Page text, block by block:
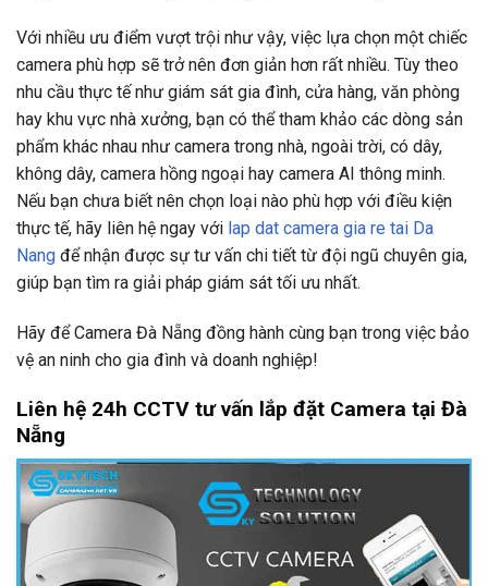
Với nhiều ưu điểm vượt trội như vậy, việc lựa chọn một chiếc
camera phù hợp sẽ trở nên đơn giản hơn rất nhiều. Tùy theo
nhu cầu thực tế như giám sát gia đình, cửa hàng, văn phòng
hay khu vực nhà xưởng, bạn có thể tham khảo các dòng sản
phẩm khác nhau như camera trong nhà, ngoài trời, có dây,
không dây, camera hồng ngoại hay camera AI thông minh.
Nếu bạn chưa biết nên chọn loại nào phù hợp với điều kiện
thực tế, hãy liên hệ ngay với lap dat camera gia re tai Da
Nang để nhận được sự tư vấn chi tiết từ đội ngũ chuyên gia,
giúp bạn tìm ra giải pháp giám sát tối ưu nhất.
Hãy để Camera Đà Nẵng đồng hành cùng bạn trong việc bảo
vệ an ninh cho gia đình và doanh nghiệp!
Liên hệ 24h CCTV tư vấn lắp đặt Camera tại Đà
Nẵng